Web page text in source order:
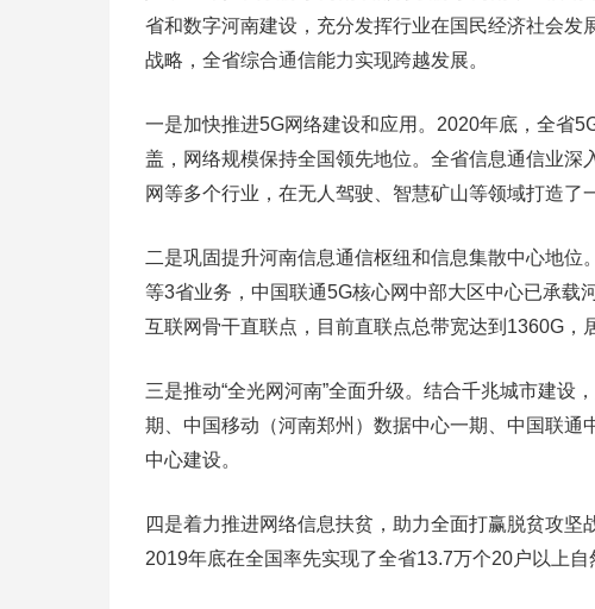
省和数字河南建设，充分发挥行业在国民经济社会发
战略，全省综合通信能力实现跨越发展。
一是加快推进5G网络建设和应用。2020年底，全省
盖，网络规模保持全国领先地位。全省信息通信业
网等多个行业，在无人驾驶、智慧矿山等领域打造了
二是巩固提升河南信息通信枢纽和信息集散中心地
等3省业务，中国联通5G核心网中部大区中心已承载
互联网骨干直联点，目前直联点总带宽达到1360G，
三是推动“全光网河南”全面升级。结合千兆城市建设
期、中国移动（河南郑州）数据中心一期、中国联
中心建设。
四是着力推进网络信息扶贫，助力全面打赢脱贫攻坚
2019年底在全国率先实现了全省13.7万个20户以上自